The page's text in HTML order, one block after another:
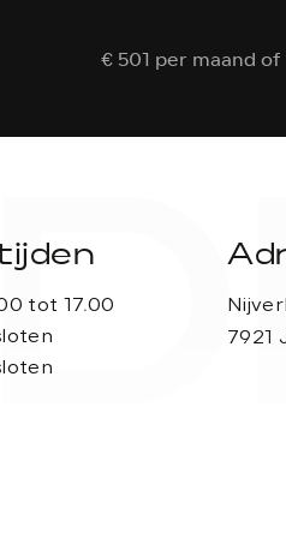
€ 501 per maand of
tot 17.00
7921